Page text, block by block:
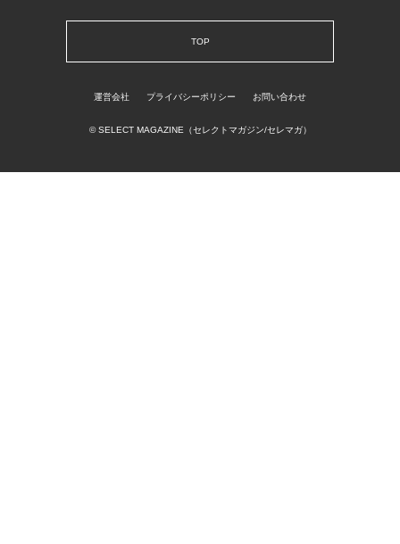
TOP
運営会社 プライバシーポリシー お問い合わせ
© SELECT MAGAZINE（セレクトマガジン/セレマガ）